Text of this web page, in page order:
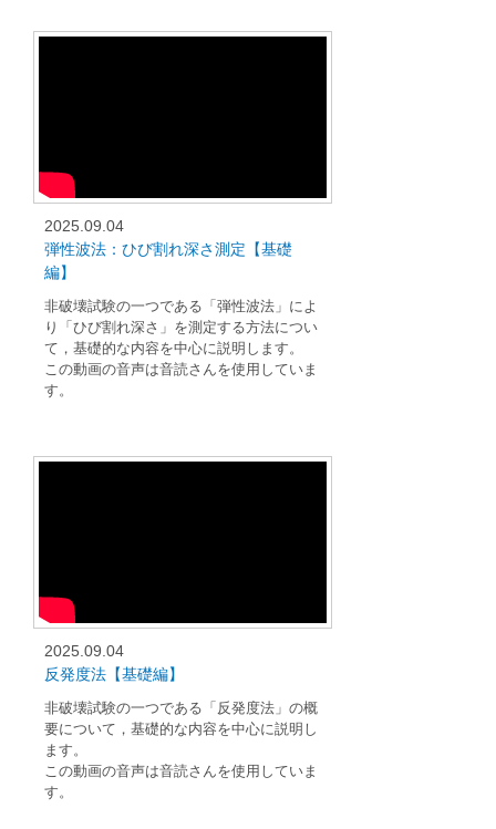
2025.09.04
弾性波法：ひび割れ深さ測定【基礎
編】
非破壊試験の一つである「弾性波法」によ
り「ひび割れ深さ」を測定する方法につい
て，基礎的な内容を中心に説明します。
この動画の音声は音読さんを使用していま
す。
2025.09.04
反発度法【基礎編】
非破壊試験の一つである「反発度法」の概
要について，基礎的な内容を中心に説明し
ます。
この動画の音声は音読さんを使用していま
す。